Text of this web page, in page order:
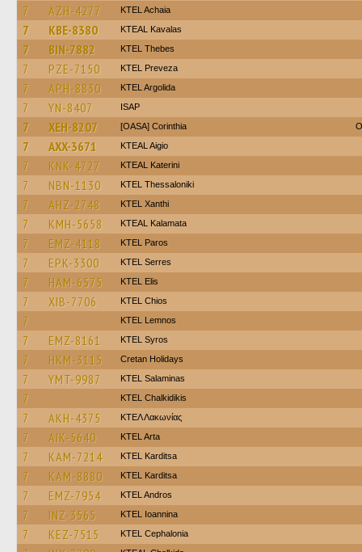
7 AZH-4277 KTEL Achaia
7 KBE-8380 KTEAL Kavalas
7 BIN-7882 KTEL Thebes
7 PZE-7150 KTEL Preveza
7 APH-8830 KTEL Argolida
7 YN-8407 ISAP
7 XEH-8207 [OASA] Corinthia
7 AXX-3671 KTEAL Aigio
7 KNK-4727 KTEAL Katerini
7 NBN-1130 KTEL Thessaloniki
7 AHZ-2748 KTEL Xanthi
7 KMH-5658 KTEAL Kalamata
7 EMZ-4118 KTEL Paros
7 EPK-3300 KTEL Serres
7 HAM-6575 KTEL Elis
7 XIB-7706 KTEL Chios
7 KTEL Lemnos
7 EMZ-8161 KTEL Syros
7 HKM-3115 Cretan Holidays
7 YMT-9987 KTEL Salaminas
7 ΚΤΕL Chalkidikis
7 AKH-4375 ΚΤΕΛ Λακωνίας
7 AIK-5640 KTEL Arta
7 KAM-7214 ΚΤΕL Karditsa
7 KAM-8880 ΚΤΕL Karditsa
7 EMZ-7954 KTEL Andros
7 INZ-3565 KTEL Ioannina
7 KEZ-7515 KTEL Cephalonia